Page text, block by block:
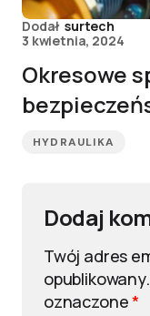
Dodał surtech
3 kwietnia, 2024
Okresowe
HYDRAULIKA
Dodaj
Twój adres
opublikowany.
oznaczone*